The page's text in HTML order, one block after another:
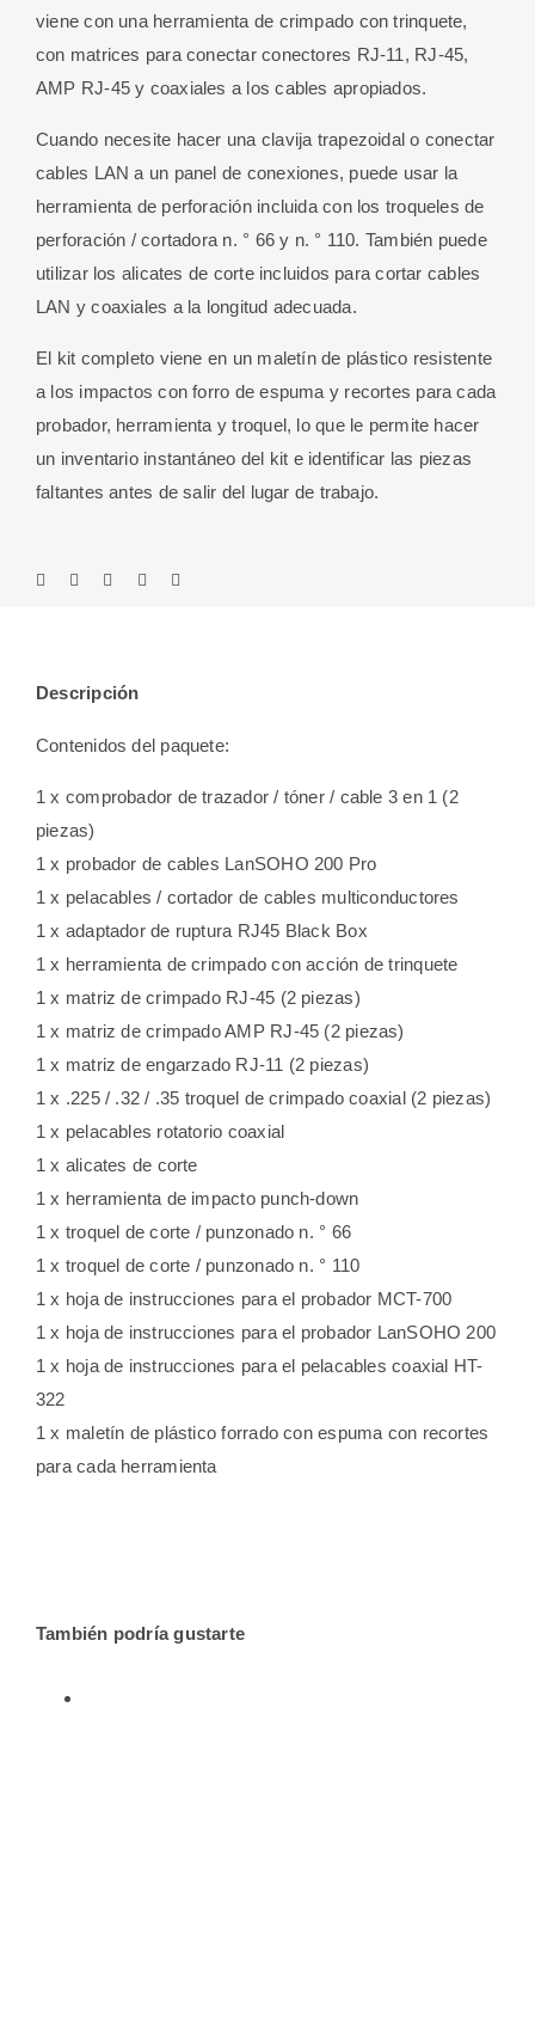
viene con una herramienta de crimpado con trinquete,
con matrices para conectar conectores RJ-11, RJ-45,
AMP RJ-45 y coaxiales a los cables apropiados.
Cuando necesite hacer una clavija trapezoidal o conectar
cables LAN a un panel de conexiones, puede usar la
herramienta de perforación incluida con los troqueles de
perforación / cortadora n. ° 66 y n. ° 110. También puede
utilizar los alicates de corte incluidos para cortar cables
LAN y coaxiales a la longitud adecuada.
El kit completo viene en un maletín de plástico resistente
a los impactos con forro de espuma y recortes para cada
probador, herramienta y troquel, lo que le permite hacer
un inventario instantáneo del kit e identificar las piezas
faltantes antes de salir del lugar de trabajo.
Descripción
Contenidos del paquete:
1 x comprobador de trazador / tóner / cable 3 en 1 (2
piezas)
1 x probador de cables LanSOHO 200 Pro
1 x pelacables / cortador de cables multiconductores
1 x adaptador de ruptura RJ45 Black Box
1 x herramienta de crimpado con acción de trinquete
1 x matriz de crimpado RJ-45 (2 piezas)
1 x matriz de crimpado AMP RJ-45 (2 piezas)
1 x matriz de engarzado RJ-11 (2 piezas)
1 x .225 / .32 / .35 troquel de crimpado coaxial (2 piezas)
1 x pelacables rotatorio coaxial
1 x alicates de corte
1 x herramienta de impacto punch-down
1 x troquel de corte / punzonado n. ° 66
1 x troquel de corte / punzonado n. ° 110
1 x hoja de instrucciones para el probador MCT-700
1 x hoja de instrucciones para el probador LanSOHO 200
1 x hoja de instrucciones para el pelacables coaxial HT-
322
1 x maletín de plástico forrado con espuma con recortes
para cada herramienta
También podría gustarte